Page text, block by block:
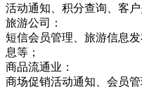
活动通知、积分查询、客户
旅游公司：
短信会员管理、旅游信息
息等；
商品流通业：
商场促销活动通知、会员管